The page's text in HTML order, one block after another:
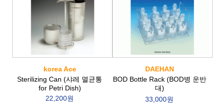
korea Ace
Sterilizing Can (샤레 멸균통
for Petri Dish)
22,200원
DAEHAN
BOD Bottle Rack (BOD병 운반
대)
33,000원